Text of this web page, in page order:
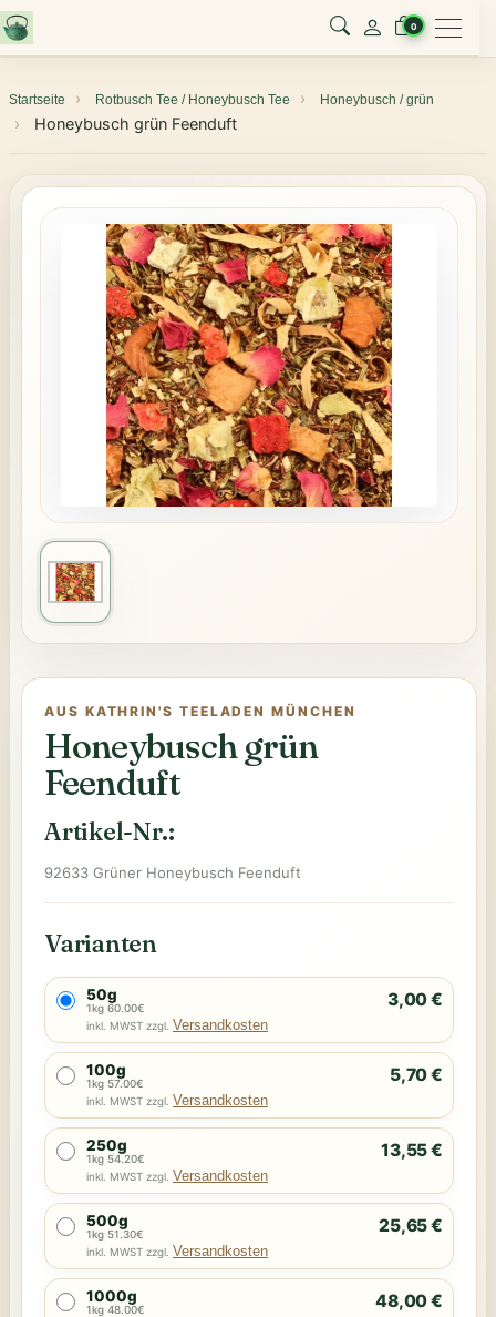
0 Menu
Startseite Rotbusch Tee / Honeybusch Tee Honeybusch / grün
Honeybusch grün Feenduft
AUS KATHRIN'S TEELADEN MÜNCHEN
Honeybusch grün
Feenduft
Artikel-Nr.:
92633 Grüner Honeybusch Feenduft
Varianten
50g
1kg 60.00€ 3,00 €
inkl. MWST zzgl. Versandkosten
100g
1kg 57.00€ 5,70 €
inkl. MWST zzgl. Versandkosten
250g
1kg 54.20€ 13,55 €
inkl. MWST zzgl. Versandkosten
500g
1kg 51.30€ 25,65 €
inkl. MWST zzgl. Versandkosten
1000g
1kg 48.00€ 48,00 €